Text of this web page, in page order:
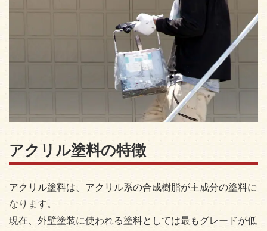
アクリル塗料の特徴
アクリル塗料は、アクリル系の合成樹脂が主成分の塗料に
なります。
現在、外壁塗装に使われる塗料としては最もグレードが低